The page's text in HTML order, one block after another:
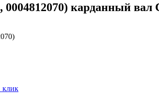
0004812070) карданный
клик